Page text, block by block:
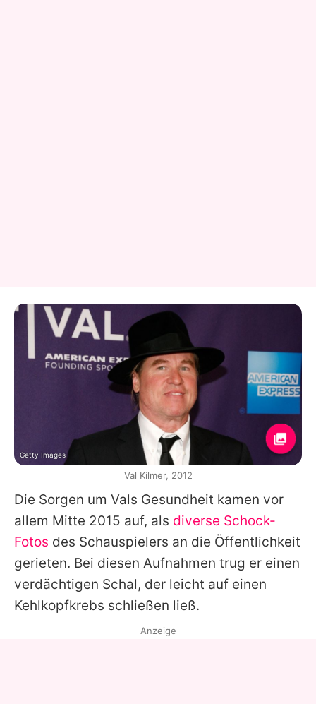
Die Sorgen um Vals Gesundheit kamen vor
allem Mitte 2015 auf, als diverse Schock-
Fotos des Schauspielers an die Öffentlichkeit
gerieten. Bei diesen Aufnahmen trug er einen
verdächtigen Schal, der leicht auf einen
Kehlkopfkrebs schließen ließ.
Getty Images
Val Kilmer, 2012
Anzeige